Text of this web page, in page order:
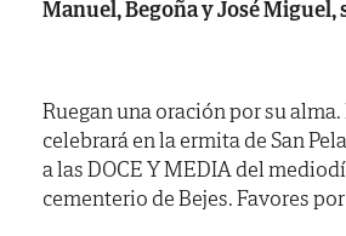
Manuel, Begoña y José
Ruegan una oración por su
celebrará en la ermita de San
a las DOCE Y MEDIA del
cementerio de Bejes. Favores